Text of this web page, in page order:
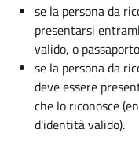
se la persona da
presentarsi
valido, o
se la persona da
deve essere
che lo riconosce
d'identità valido).